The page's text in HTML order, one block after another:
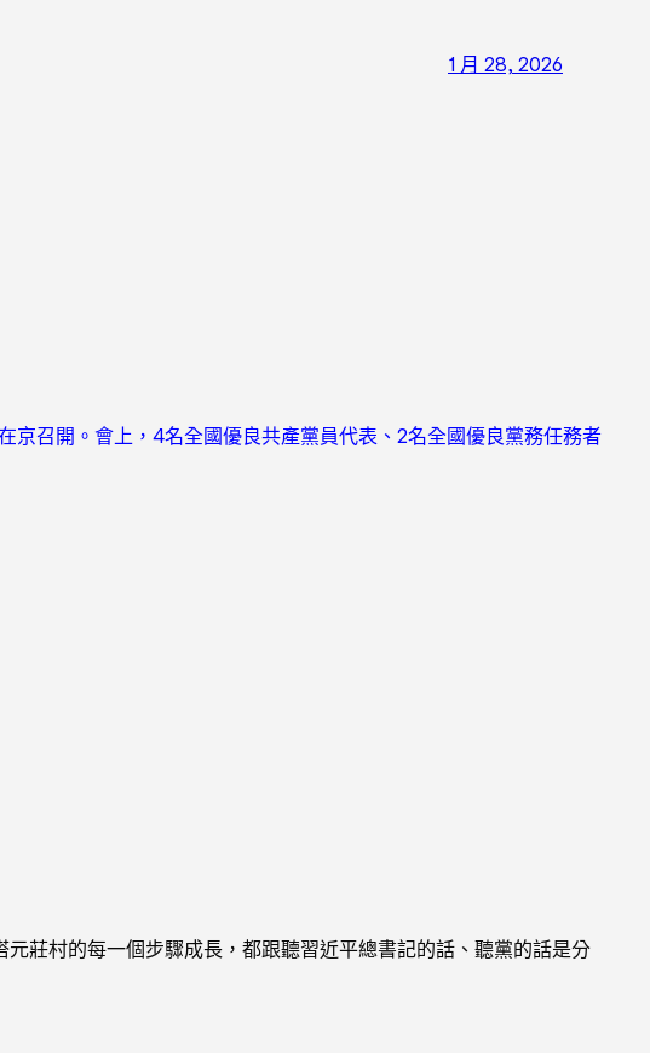
1 月 28, 2026
召開。會上，4名全國優良共產黨員代表、2名全國優良黨務任務者
莊村的每一個步驟成長，都跟聽習近平總書記的話、聽黨的話是分